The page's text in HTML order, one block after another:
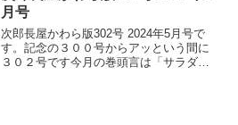
月号
次郎長屋かわら版302号 2024年5月号で
す。記念の３００号からアッという間に
３０２号です今月の巻頭言は「サラダ昆